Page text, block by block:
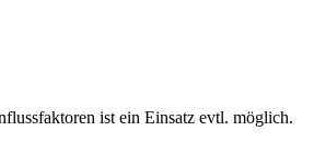
ist ein Einsatz evtl. möglich.